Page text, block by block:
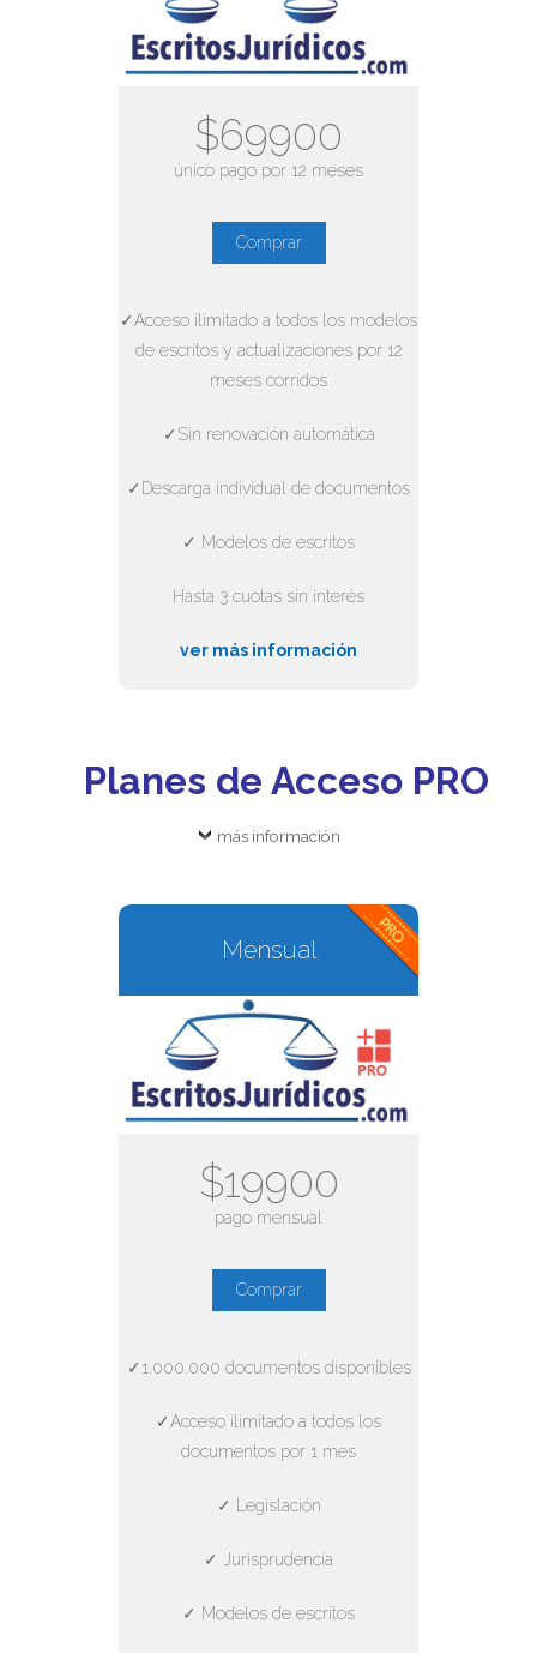
$69900
único pago por 12 meses
Comprar
✓Acceso ilimitado a todos los modelos
de escritos y actualizaciones por 12
meses corridos
✓Sin renovación automática
✓Descarga individual de documentos
✓ Modelos de escritos
Hasta 3 cuotas sin interés
ver más información
Planes de Acceso PRO
más información
Mensual
$19900
pago mensual
Comprar
✓1.000.000 documentos disponibles
✓Acceso ilimitado a todos los
documentos por 1 mes
✓ Legislación
✓ Jurisprudencia
✓ Modelos de escritos